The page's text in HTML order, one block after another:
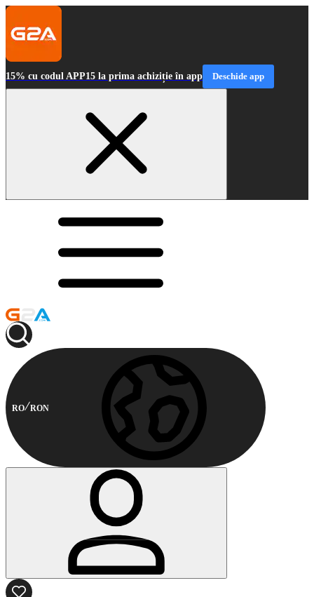
15% cu codul APP15 la prima achiziție în app Deschide app
RO RON